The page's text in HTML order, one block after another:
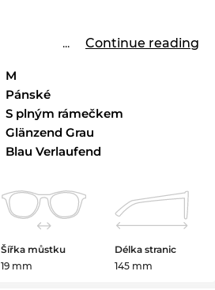
... Continue reading
M
Pánské
S plným rámečkem
Glänzend Grau
Blau Verlaufend
Šířka můstku
19 mm
Délka stranic
145 mm